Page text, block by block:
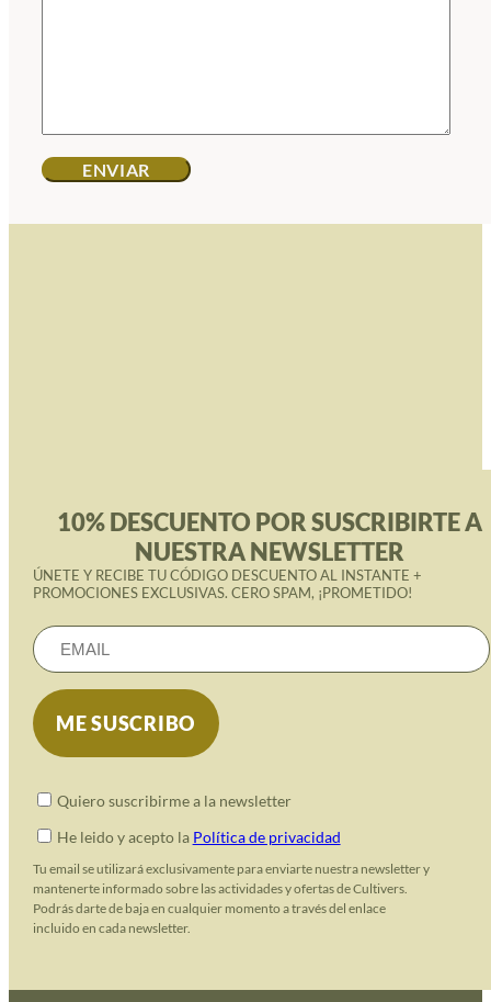
10% DESCUENTO POR SUSCRIBIRTE A
NUESTRA NEWSLETTER
ÚNETE Y RECIBE TU CÓDIGO DESCUENTO AL INSTANTE +
PROMOCIONES EXCLUSIVAS. CERO SPAM, ¡PROMETIDO!
Quiero suscribirme a la newsletter
He leido y acepto la Política de privacidad
Tu email se utilizará exclusivamente para enviarte nuestra newsletter y
mantenerte informado sobre las actividades y ofertas de Cultivers.
Podrás darte de baja en cualquier momento a través del enlace
incluido en cada newsletter.